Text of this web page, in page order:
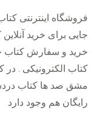
فروشگاه اینترنتی
جایی برای خرید
خرید و سفارش کتاب
کتاب الکترونیکی . در
مشق صد ها کتاب
رایگان هم وجود دارد